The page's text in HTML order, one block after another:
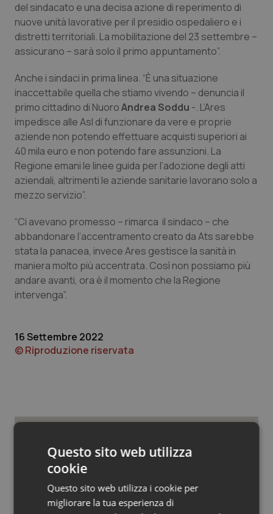
Provincia Autonoma di Bolzano
Provincia Autonoma di Trento
Puglia
Sardegna
Sicilia
Toscana
Valle D’Aosta
Veneto
Infezioni & Febbre
Ipertensione & Scompenso
Malattie rare
Malattia di Crohn & Rettocolite Ulcerosa
Neuroscienze & patologie neurodegenerative
Obesità
Oncodermatologia
Oncoematologia
Psoriasi & pelle
Quotidiano Pediatria
Rene & patologie urogenitali
del sindacato e una decisa azione di reperimento di
nuove unità lavorative per il presidio ospedaliero e i
distretti territoriali. La mobilitazione del 23 settembre –
assicurano – sarà solo il primo appuntamento”.
Anche i sindaci in prima linea. “È una situazione
inaccettabile quella che stiamo vivendo – denuncia il
primo cittadino di NuoroAndrea Soddu -. L’Ares
impedisce alle Asl di funzionare da vere e proprie
aziende non potendo effettuare acquisti superiori ai
40 mila euro e non potendo fare assunzioni. La
Regione emani le linee guida per l’adozione degli atti
aziendali, altrimenti le aziende sanitarie lavorano solo a
mezzo servizio”.
“Ci avevano promesso – rimarca il sindaco – che
abbandonare l’accentramento creato da Ats sarebbe
stata la panacea, invece Ares gestisce la sanità in
maniera molto più accentrata. Così non possiamo più
andare avanti, ora è il momento che la Regione
intervenga”.
16 Settembre 2022
© Riproduzione riservata
Potrebbe interessarti in
Regioni e Asl
West Nile, quinto caso in provincia di
Questo sito web utilizza
cookie
Questo sito web utilizza i cookie per
migliorare la tua esperienza di